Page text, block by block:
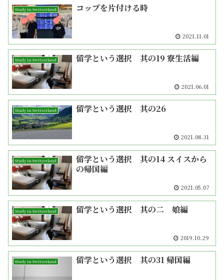
Study in Switzerland コップを片付ける時
2021.11.01
Study in Switzerland 留学という選択 其の19 寮生活編
2021.06.01
Study in Switzerland 留学という選択 其の26
2021.08.31
Study in Switzerland
留学という選択 其の14 スイスから
の帰国編
2021.05.07
Study in Switzerland 留学という選択 其の二 娘編
2019.10.29
Study in Switzerland 留学という選択 其の31 帰国編